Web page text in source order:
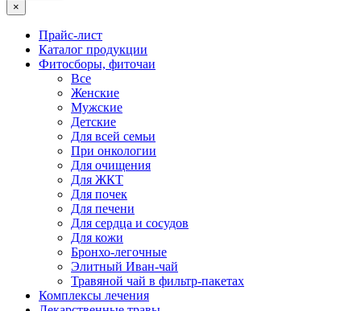
×
Прайс-лист
Каталог продукции
Фитосборы, фиточаи
Все
Женские
Мужские
Детские
Для всей семьи
При онкологии
Для очищения
Для ЖКТ
Для почек
Для печени
Для сердца и сосудов
Для кожи
Бронхо-легочные
Элитный Иван-чай
Травяной чай в фильтр-пакетах
Комплексы лечения